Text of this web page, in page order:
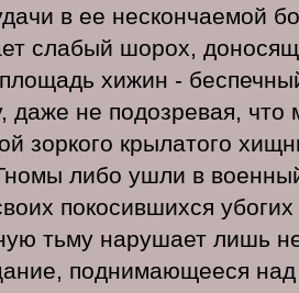
в ее нескончаемой
слабый шорох,
хижин -
даже не подозревая,
зоркого крылатого
либо ушли в
покосившихся
тьму нарушает лишь
поднимающееся